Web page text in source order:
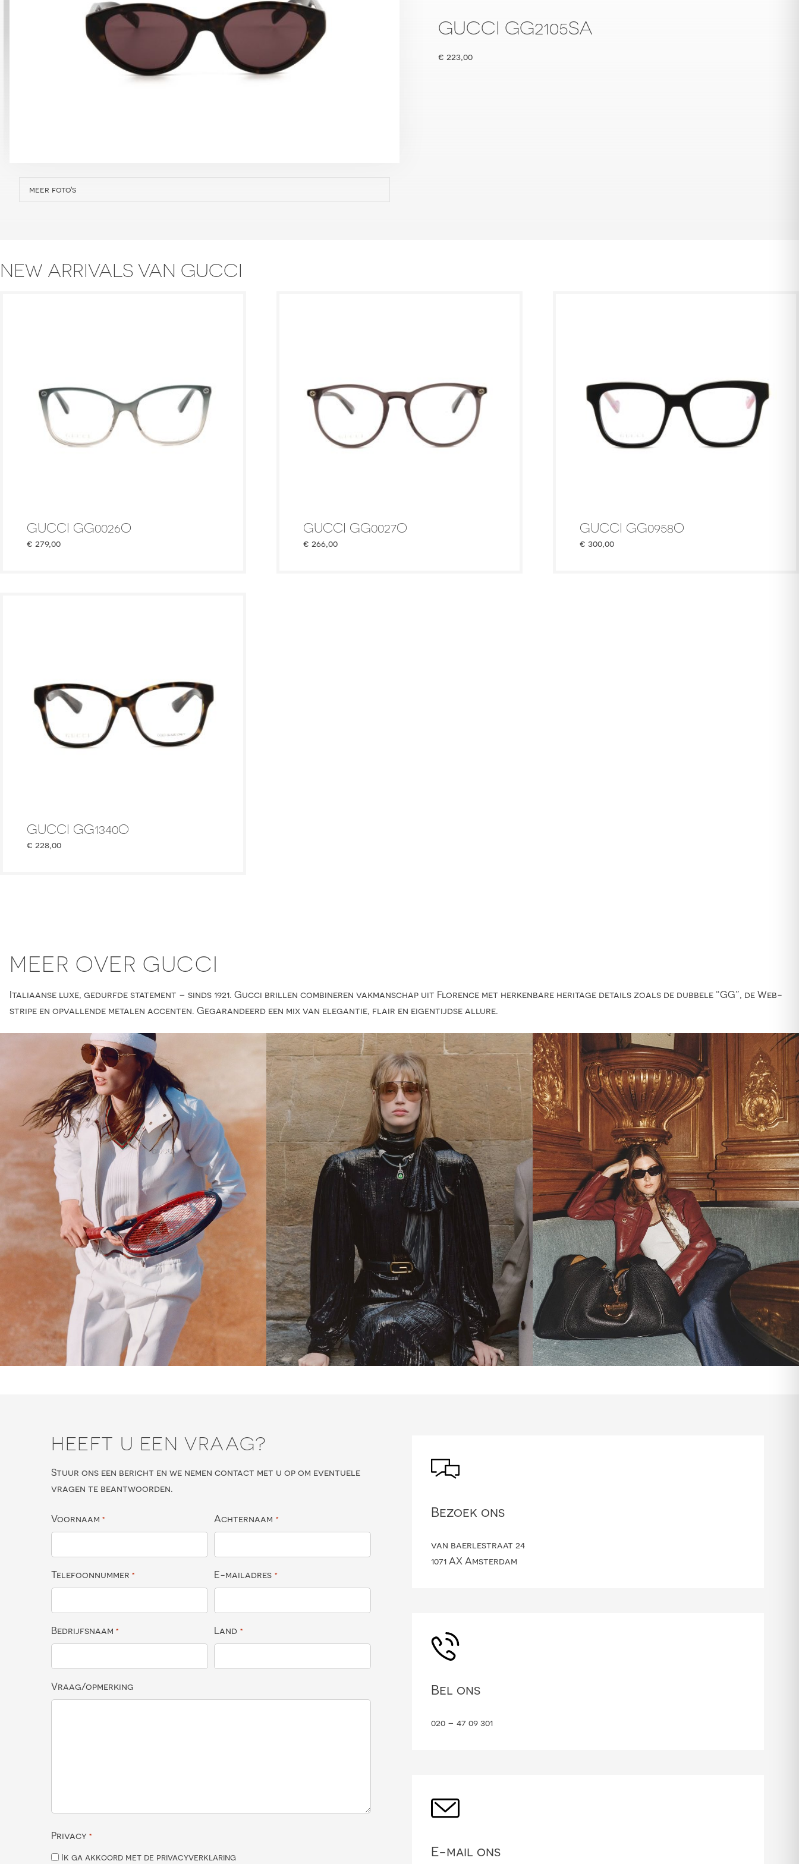
meer foto's
GUCCI GG2105SA
€ 223,00
NEW ARRIVALS VAN GUCCI
GUCCI GG0026O
€ 279,00
GUCCI GG0027O
€ 266,00
GUCCI GG0958O
€ 300,00
GUCCI GG1340O
€ 228,00
MEER OVER GUCCI
Italiaanse luxe, gedurfde statement – sinds 1921. Gucci brillen combineren vakmanschap uit Florence met herkenbare heritage details zoals de dubbele “GG”, de Web-
stripe en opvallende metalen accenten. Gegarandeerd een mix van elegantie, flair en eigentijdse allure.
HEEFT U EEN VRAAG?
Stuur ons een bericht en we nemen contact met u op om eventuele
vragen te beantwoorden.
Voornaam * Achternaam *
Telefoonnummer * E-mailadres *
Bedrijfsnaam * Land *
Vraag/opmerking
Privacy *
Ik ga akkoord met de privacyverklaring
Bezoek ons
van baerlestraat 24
1071 AX Amsterdam
Bel ons
020 – 47 09 301
E-mail ons